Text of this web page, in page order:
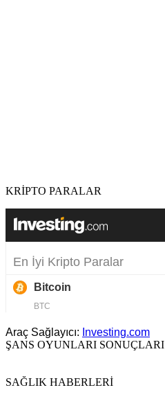
KRİPTO PARALAR
Araç Sağlayıcı: Investing.com
ŞANS OYUNLARI SONUÇLARI
SAĞLIK HABERLERİ